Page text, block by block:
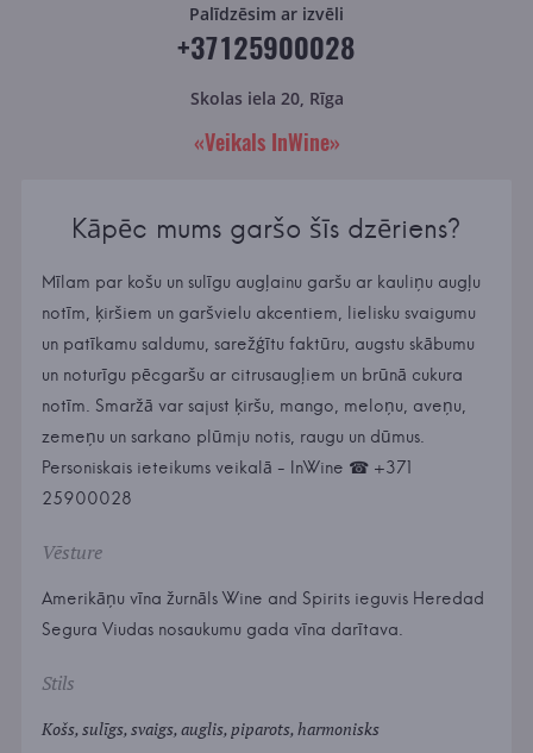
Palīdzēsim ar izvēli
+37125900028
Skolas iela 20, Rīga
«Veikals InWine»
Kāpēc mums garšo šīs dzēriens?
Mīlam par košu un sulīgu augļainu garšu ar kauliņu augļu
notīm, ķiršiem un garšvielu akcentiem, lielisku svaigumu
un patīkamu saldumu, sarežģītu faktūru, augstu skābumu
un noturīgu pēcgaršu ar citrusaugļiem un brūnā cukura
notīm. Smaržā var sajust ķiršu, mango, meloņu, aveņu,
zemeņu un sarkano plūmju notis, raugu un dūmus.
Personiskais ieteikums veikalā - InWine ☎ +371
25900028
Vēsture
Amerikāņu vīna žurnāls Wine and Spirits ieguvis Heredad
Segura Viudas nosaukumu gada vīna darītava.
Stils
Košs, sulīgs, svaigs, auglis, piparots, harmonisks